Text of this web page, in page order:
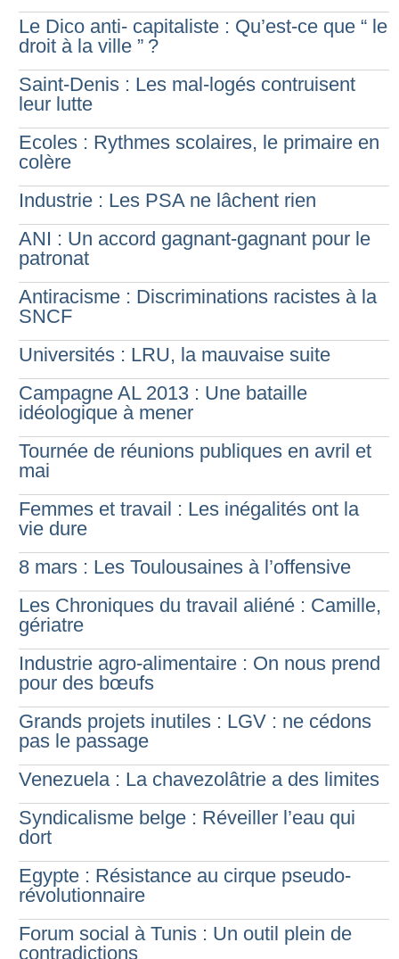
Le Dico anti- capitaliste : Qu’est-ce que “ le
droit à la ville ” ?
Saint-Denis : Les mal-logés contruisent
leur lutte
Ecoles : Rythmes scolaires, le primaire en
colère
Industrie : Les PSA ne lâchent rien
ANI : Un accord gagnant-gagnant pour le
patronat
Antiracisme : Discriminations racistes à la
SNCF
Universités : LRU, la mauvaise suite
Campagne AL 2013 : Une bataille
idéologique à mener
Tournée de réunions publiques en avril et
mai
Femmes et travail : Les inégalités ont la
vie dure
8 mars : Les Toulousaines à l’offensive
Les Chroniques du travail aliéné : Camille,
gériatre
Industrie agro-alimentaire : On nous prend
pour des bœufs
Grands projets inutiles : LGV : ne cédons
pas le passage
Venezuela : La chavezolâtrie a des limites
Syndicalisme belge : Réveiller l’eau qui
dort
Egypte : Résistance au cirque pseudo-
révolutionnaire
Forum social à Tunis : Un outil plein de
contradictions